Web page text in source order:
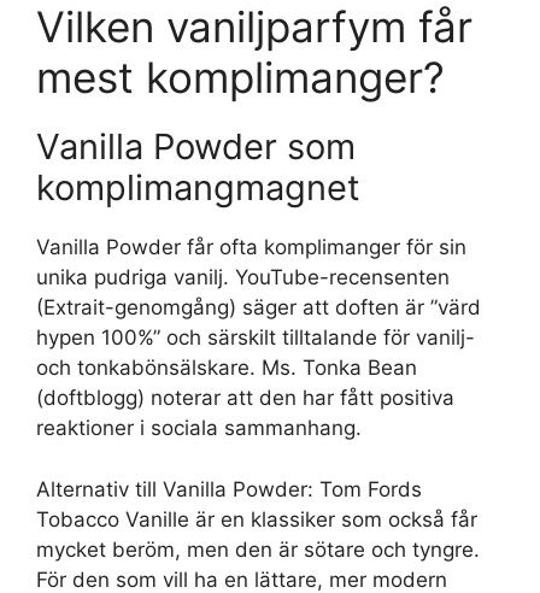
Vilken vaniljparfym får
mest komplimanger?
Vanilla Powder som
komplimangmagnet
Vanilla Powder får ofta komplimanger för sin
unika pudriga vanilj. YouTube-recensenten
(Extrait-genomgång) säger att doften är ”värd
hypen 100%” och särskilt tilltalande för vanilj-
och tonkabönsälskare. Ms. Tonka Bean
(doftblogg) noterar att den har fått positiva
reaktioner i sociala sammanhang.
Alternativ till Vanilla Powder: Tom Fords
Tobacco Vanille är en klassiker som också får
mycket beröm, men den är sötare och tyngre.
För den som vill ha en lättare, mer modern